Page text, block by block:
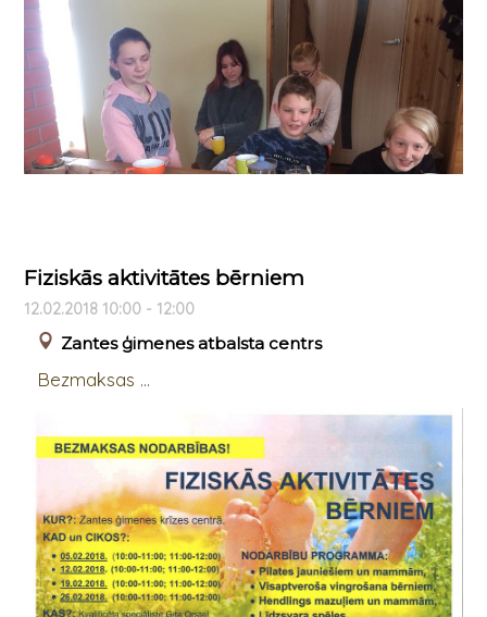
Fiziskās aktivitātes bērniem
12.02.2018 10:00 - 12:00
Zantes ģimenes atbalsta centrs
Bezmaksas ...